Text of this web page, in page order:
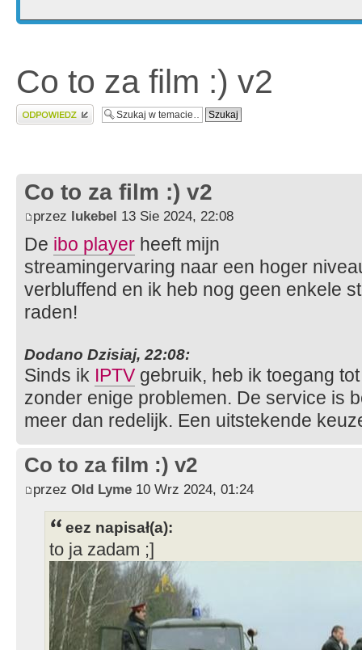
Co to za film :) v2
Wyślij odpowiedź
Co to za film :) v2
przez lukebel 13 Sie 2024, 22:08
De ibo player heeft mijn
streamingervaring naar een hoger
verbluffend en ik heb nog geen enkele
raden!
Dodano Dzisiaj, 22:08:
Sinds ik IPTV gebruik, heb ik toegang
zonder enige problemen. De service is
meer dan redelijk. Een uitstekende
Co to za film :) v2
przez Old Lyme 10 Wrz 2024, 01:24
eez napisał(a):
to ja zadam ;]